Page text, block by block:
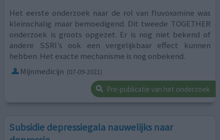
Het eerste onderzoek naar de rol van fluvoxamine was
kleinschalig maar bemoedigend. Dit tweede TOGETHER
onderzoek is groots opgezet. Er is nog niet bekend of
andere SSRI’s ook een vergelijkbaar effect kunnen
hebben. Het exacte mechanisme is nog onbekend.
Mijnmedicijn (07-09-2021)
Pre-publicatie van het onderzoek
Subsidie depressiegala nauwelijks naar